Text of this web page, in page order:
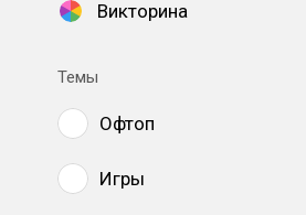
Викторина
Темы
Офтоп
Игры